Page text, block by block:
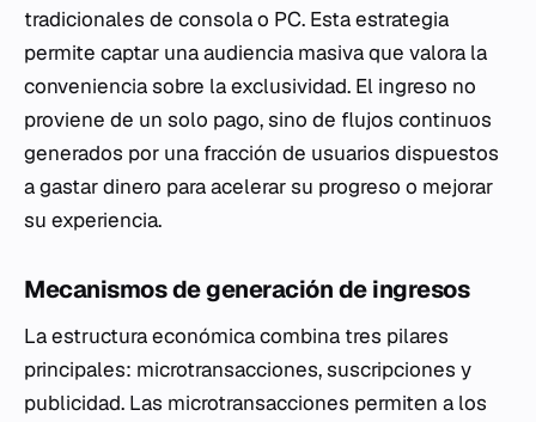
tradicionales de consola o PC. Esta estrategia
permite captar una audiencia masiva que valora la
conveniencia sobre la exclusividad. El ingreso no
proviene de un solo pago, sino de flujos continuos
generados por una fracción de usuarios dispuestos
a gastar dinero para acelerar su progreso o mejorar
su experiencia.
Mecanismos de generación de ingresos
La estructura económica combina tres pilares
principales: microtransacciones, suscripciones y
publicidad. Las microtransacciones permiten a los